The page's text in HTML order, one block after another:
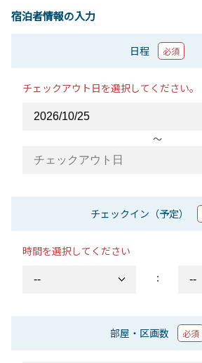
宿泊者情報の入力
日程 必須
チェックアウト日を選択してください。
〜
チェックイン（予定）
時間を選択してください
：
部屋・区画数 必須